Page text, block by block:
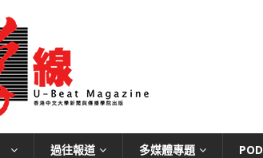
過往報道 多媒體專題